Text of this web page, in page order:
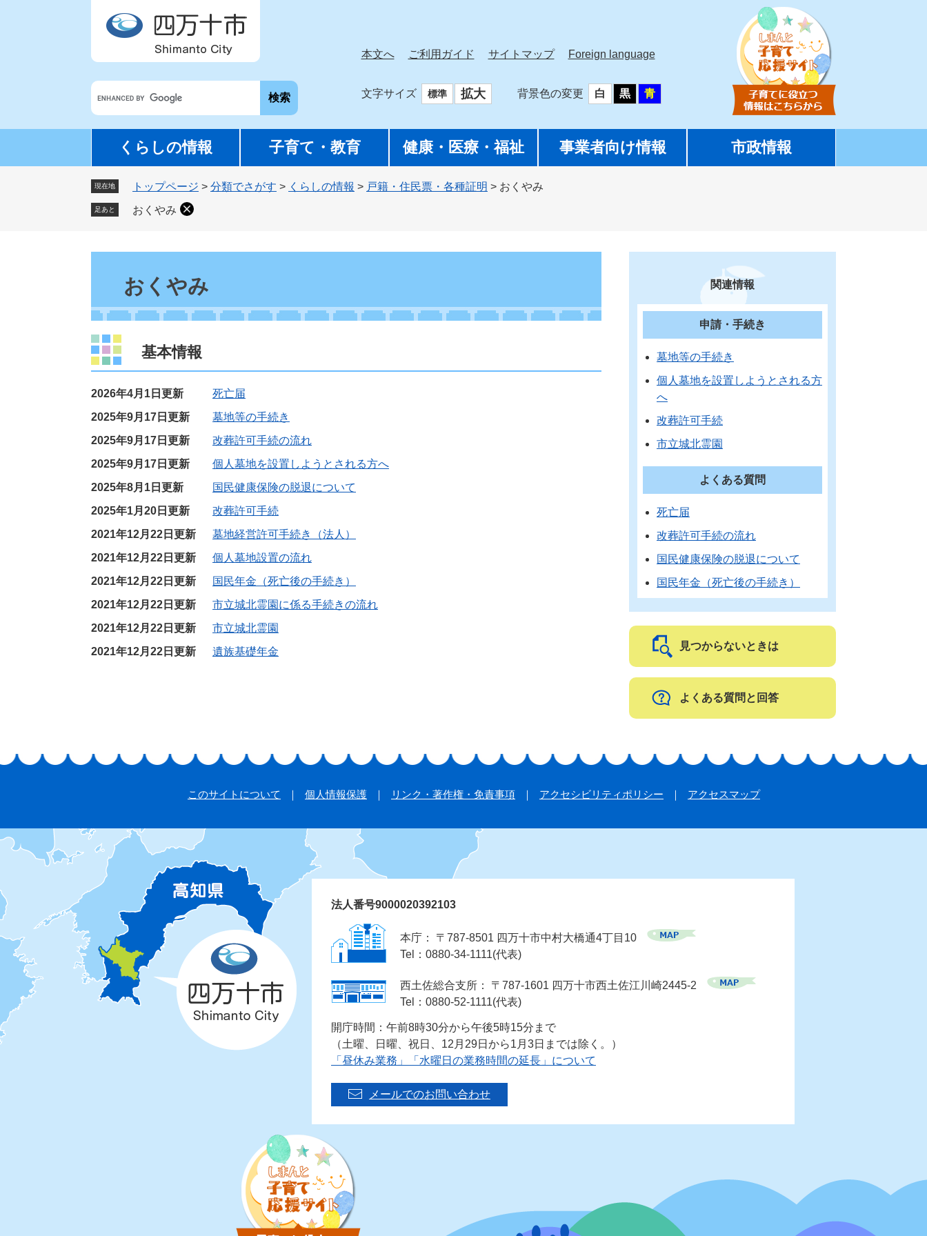
G
カ
ス
検
本文へ ご利用ガイド サイトマップ Foreign language
文字サイズ 標準 拡大 背景色の変更 白 黒 青
くらしの情報 子育て・教育 健康・医療・福祉 事業者向け情報 市政情報
現在地 トップページ > 分類でさがす > くらしの情報 > 戸籍・住民票・各種証明 > おくやみ
足あと おくやみ
おくやみ
基本情報
2026年4月1日更新
死亡届
2025年9月17日更新
墓地等の手続き
2025年9月17日更新
改葬許可手続の流れ
2025年9月17日更新
個人墓地を設置しようとされる方へ
2025年8月1日更新
国民健康保険の脱退について
2025年1月20日更新
改葬許可手続
2021年12月22日更新
墓地経営許可手続き（法人）
2021年12月22日更新
個人墓地設置の流れ
2021年12月22日更新
国民年金（死亡後の手続き）
2021年12月22日更新
市立城北霊園に係る手続きの流れ
2021年12月22日更新
市立城北霊園
2021年12月22日更新
遺族基礎年金
関連情報
申請・手続き
墓地等の手続き
個人墓地を設置しようとされる方
へ
改葬許可手続
市立城北霊園
よくある質問
死亡届
改葬許可手続の流れ
国民健康保険の脱退について
国民年金（死亡後の手続き）
見つからないときは
よくある質問と回答
このサイトについて 個人情報保護 リンク・著作権・免責事項 アクセシビリティポリシー アクセスマップ
法人番号9000020392103
本庁： 〒787-8501 四万十市中村大橋通4丁目10
Tel：0880-34-1111(代表)
西土佐総合支所： 〒787-1601 四万十市西土佐江川崎2445-2
Tel：0880-52-1111(代表)
開庁時間：午前8時30分から午後5時15分まで
（土曜、日曜、祝日、12月29日から1月3日までは除く。）
「昼休み業務」「水曜日の業務時間の延長」について
メールでのお問い合わせ